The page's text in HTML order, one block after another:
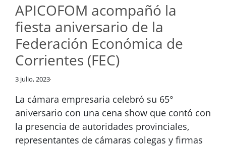
APICOFOM acompañó la
fiesta aniversario de la
Federación Económica de
Corrientes (FEC)
3 julio, 2023
La cámara empresaria celebró su 65°
aniversario con una cena show que contó con
la presencia de autoridades provinciales,
representantes de cámaras colegas y firmas